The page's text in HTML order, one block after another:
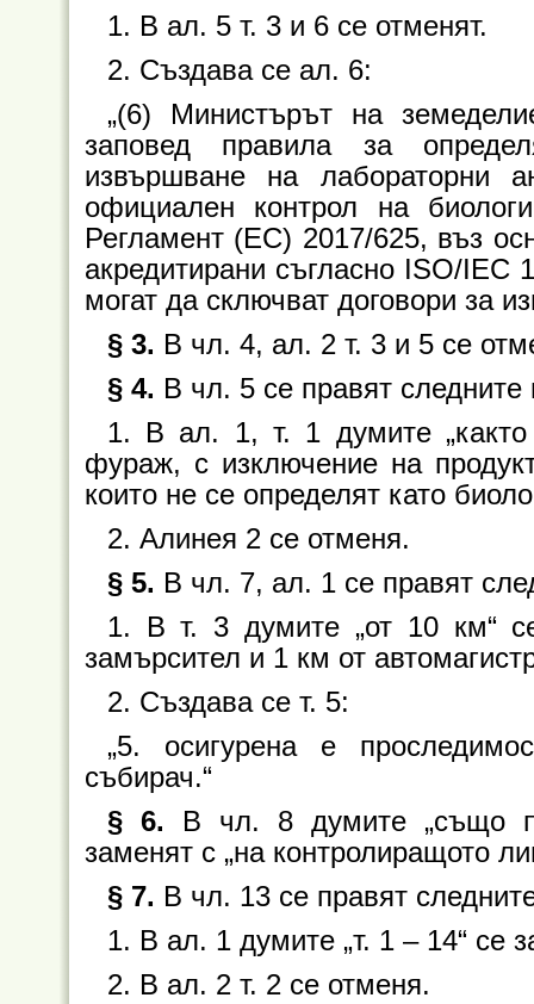
1. В ал. 5 т. 3 и 6 се отменят.
2. Създава се ал. 6:
„(6) Министърът на
заповед правила за
извършване на лабораторни
официален контрол на
Регламент (ЕС) 2017/625, въз
акредитирани съгласно ISO/IEC
могат да сключват договори за
§ 3. В чл. 4, ал. 2 т. 3 и 5 се
§ 4. В чл. 5 се правят следните
1. В ал. 1, т. 1 думите
фураж, с изключение на
които не се определят като
2. Алинея 2 се отменя.
§ 5. В чл. 7, ал. 1 се правят
1. В т. 3 думите „от 10 км“
замърсител и 1 км от
2. Създава се т. 5:
„5. осигурена е
събирач.“
§ 6. В чл. 8 думите „също
заменят с „на контролиращото
§ 7. В чл. 13 се правят
1. В ал. 1 думите „т. 1 – 14“ се
2. В ал. 2 т. 2 се отменя.